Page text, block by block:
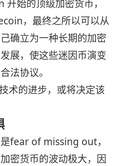
始的顶级加密货币，
，最终之所以可以从
确立为一种长期的加密
展，使这些迷因币演变
法协议。
术的进步，或将决定该
fear of missing out，
密货币的波动极大，因